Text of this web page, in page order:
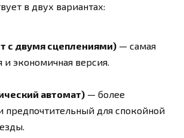
в двух вариантах:
с двумя сцеплениями) — самая
и экономичная версия.
автомат) — более
предпочтительный для спокойной